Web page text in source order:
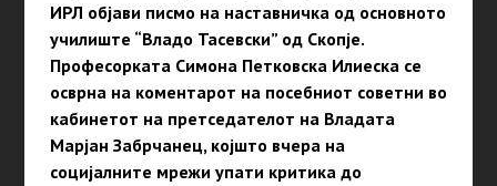
ИРЛ објави писмо на наставничка од основното
училиште “Владо Тасевски” од Скопје.
Професорката Симона Петковска Илиеска се
осврна на коментарот на посебниот советни во
кабинетот на претседателот на Владата
Марјан Забрчанец, којшто вчера на
социјалните мрежи упати критика до